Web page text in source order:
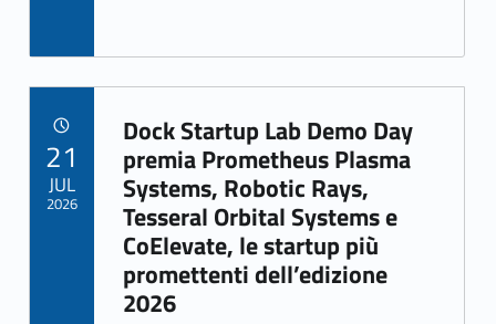
Link identifier archive #link-archive-23229
Dock Startup Lab Demo Day
premia Prometheus Plasma
Systems, Robotic Rays,
Tesseral Orbital Systems e
CoElevate, le startup più
promettenti dell’edizione
2026
21
JUL
2026